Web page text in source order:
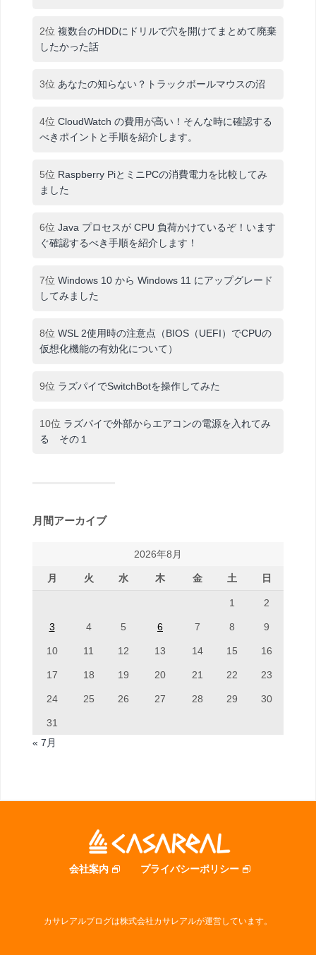
2位 複数台のHDDにドリルで穴を開けてまとめて廃棄
したかった話
3位 あなたの知らない？トラックボールマウスの沼
4位 CloudWatch の費用が高い！そんな時に確認する
べきポイントと手順を紹介します。
5位 Raspberry PiとミニPCの消費電力を比較してみ
ました
6位 Java プロセスが CPU 負荷かけているぞ！います
ぐ確認するべき手順を紹介します！
7位 Windows 10 から Windows 11 にアップグレード
してみました
8位 WSL 2使用時の注意点（BIOS（UEFI）でCPUの
仮想化機能の有効化について）
9位 ラズパイでSwitchBotを操作してみた
10位 ラズパイで外部からエアコンの電源を入れてみ
る その１
月間アーカイブ
2026年8月
月 火 水 木 金 土 日
1 2
3 4 5 6 7 8 9
10 11 12 13 14 15 16
17 18 19 20 21 22 23
24 25 26 27 28 29 30
31
« 7月
会社案内 プライバシーポリシー
カサレアルブログは株式会社カサレアルが運営しています。